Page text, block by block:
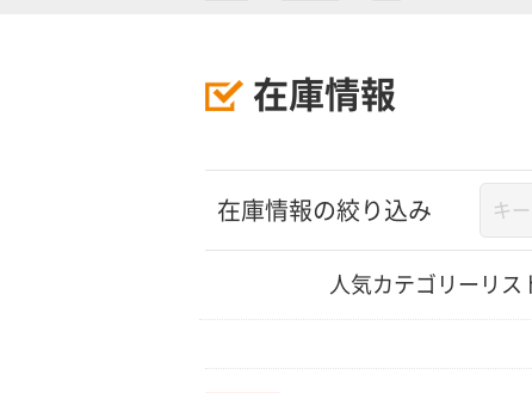
在庫情報
在庫情報の絞り込み
人気カテゴリーリス